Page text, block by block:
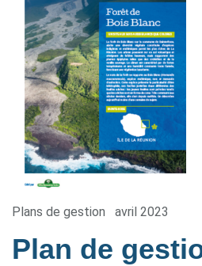
Plans de gestion avril 2023
Plan de